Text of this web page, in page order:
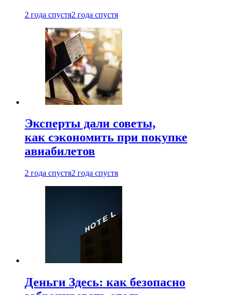
2 года спустя2 года спустя
Эксперты дали советы,
как сэкономить при покупке
авиабилетов
2 года спустя2 года спустя
Деньги Здесь: как безопасно